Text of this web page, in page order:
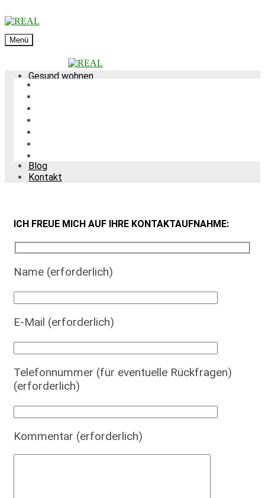
Menü
Gesund wohnen
Leistungen
Über mich
Mediathek
Kundenstimmen
Blog
Kontakt
ICH FREUE MICH AUF IHRE KONTAKTAUFNAHME:
Name (erforderlich)
E-Mail (erforderlich)
Telefonnummer (für eventuelle Rückfragen)
(erforderlich)
Kommentar (erforderlich)